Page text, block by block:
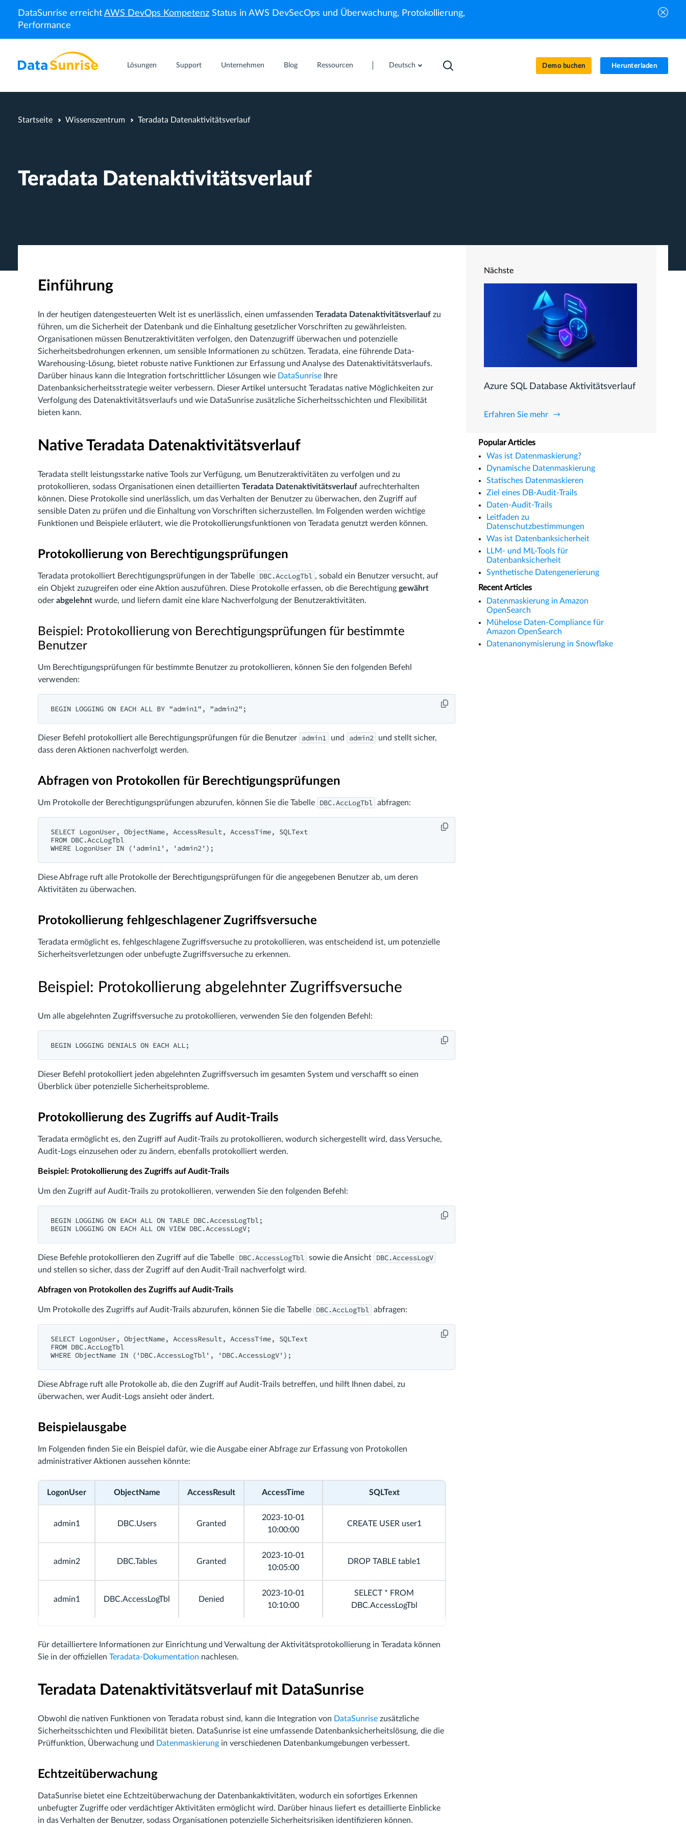
DataSunrise erreicht AWS DevOps Kompetenz Status in AWS DevSecOps und Überwachung, Protokollierung,
Performance
Lösungen Support Unternehmen Blog Ressourcen Deutsch Demo buchen Herunterladen
Startseite Wissenszentrum Teradata Datenaktivitätsverlauf
Teradata Datenaktivitätsverlauf
Einführung
In der heutigen datengesteuerten Welt ist es unerlässlich, einen umfassenden Teradata Datenaktivitätsverlauf zu
führen, um die Sicherheit der Datenbank und die Einhaltung gesetzlicher Vorschriften zu gewährleisten.
Organisationen müssen Benutzeraktivitäten verfolgen, den Datenzugriff überwachen und potenzielle
Sicherheitsbedrohungen erkennen, um sensible Informationen zu schützen. Teradata, eine führende Data-
Warehousing-Lösung, bietet robuste native Funktionen zur Erfassung und Analyse des Datenaktivitätsverlaufs.
Darüber hinaus kann die Integration fortschrittlicher Lösungen wie DataSunrise Ihre
Datenbanksicherheitsstrategie weiter verbessern. Dieser Artikel untersucht Teradatas native Möglichkeiten zur
Verfolgung des Datenaktivitätsverlaufs und wie DataSunrise zusätzliche Sicherheitsschichten und Flexibilität
bieten kann.
Native Teradata Datenaktivitätsverlauf
Teradata stellt leistungsstarke native Tools zur Verfügung, um Benutzeraktivitäten zu verfolgen und zu
protokollieren, sodass Organisationen einen detaillierten Teradata Datenaktivitätsverlauf aufrechterhalten
können. Diese Protokolle sind unerlässlich, um das Verhalten der Benutzer zu überwachen, den Zugriff auf
sensible Daten zu prüfen und die Einhaltung von Vorschriften sicherzustellen. Im Folgenden werden wichtige
Funktionen und Beispiele erläutert, wie die Protokollierungsfunktionen von Teradata genutzt werden können.
Protokollierung von Berechtigungsprüfungen
Teradata protokolliert Berechtigungsprüfungen in der Tabelle DBC.AccLogTbl , sobald ein Benutzer versucht, auf
ein Objekt zuzugreifen oder eine Aktion auszuführen. Diese Protokolle erfassen, ob die Berechtigung gewährt
oder abgelehnt wurde, und liefern damit eine klare Nachverfolgung der Benutzeraktivitäten.
Beispiel: Protokollierung von Berechtigungsprüfungen für bestimmte
Benutzer
Um Berechtigungsprüfungen für bestimmte Benutzer zu protokollieren, können Sie den folgenden Befehl
verwenden:
BEGIN LOGGING ON EACH ALL BY "admin1", "admin2";
Dieser Befehl protokolliert alle Berechtigungsprüfungen für die Benutzer admin1 und admin2
und stellt sicher,
dass deren Aktionen nachverfolgt werden.
Abfragen von Protokollen für Berechtigungsprüfungen
Um Protokolle der Berechtigungsprüfungen abzurufen, können Sie die Tabelle DBC.AccLogTbl abfragen:
SELECT LogonUser, ObjectName, AccessResult, AccessTime, SQLText
FROM DBC.AccLogTbl
WHERE LogonUser IN ('admin1', 'admin2');
Diese Abfrage ruft alle Protokolle der Berechtigungsprüfungen für die angegebenen Benutzer ab, um deren
Aktivitäten zu überwachen.
Protokollierung fehlgeschlagener Zugriffsversuche
Teradata ermöglicht es, fehlgeschlagene Zugriffsversuche zu protokollieren, was entscheidend ist, um potenzielle
Sicherheitsverletzungen oder unbefugte Zugriffsversuche zu erkennen.
Beispiel: Protokollierung abgelehnter Zugriffsversuche
Um alle abgelehnten Zugriffsversuche zu protokollieren, verwenden Sie den folgenden Befehl:
BEGIN LOGGING DENIALS ON EACH ALL;
Dieser Befehl protokolliert jeden abgelehnten Zugriffsversuch im gesamten System und verschafft so einen
Überblick über potenzielle Sicherheitsprobleme.
Protokollierung des Zugriffs auf Audit-Trails
Teradata ermöglicht es, den Zugriff auf Audit-Trails zu protokollieren, wodurch sichergestellt wird, dass Versuche,
Audit-Logs einzusehen oder zu ändern, ebenfalls protokolliert werden.
Beispiel: Protokollierung des Zugriffs auf Audit-Trails
Um den Zugriff auf Audit-Trails zu protokollieren, verwenden Sie den folgenden Befehl:
BEGIN LOGGING ON EACH ALL ON TABLE DBC.AccessLogTbl;
BEGIN LOGGING ON EACH ALL ON VIEW DBC.AccessLogV;
Diese Befehle protokollieren den Zugriff auf die Tabelle DBC.AccessLogTbl sowie die Ansicht DBC.AccessLogV
und stellen so sicher, dass der Zugriff auf den Audit-Trail nachverfolgt wird.
Abfragen von Protokollen des Zugriffs auf Audit-Trails
Um Protokolle des Zugriffs auf Audit-Trails abzurufen, können Sie die Tabelle DBC.AccLogTbl abfragen:
SELECT LogonUser, ObjectName, AccessResult, AccessTime, SQLText
FROM DBC.AccLogTbl
WHERE ObjectName IN ('DBC.AccessLogTbl', 'DBC.AccessLogV');
Diese Abfrage ruft alle Protokolle ab, die den Zugriff auf Audit-Trails betreffen, und hilft Ihnen dabei, zu
überwachen, wer Audit-Logs ansieht oder ändert.
Beispielausgabe
Im Folgenden finden Sie ein Beispiel dafür, wie die Ausgabe einer Abfrage zur Erfassung von Protokollen
administrativer Aktionen aussehen könnte:
LogonUser ObjectName AccessResult AccessTime SQLText
admin1 DBC.Users Granted
2023-10-01
10:00:00
CREATE USER user1
admin2 DBC.Tables Granted
2023-10-01
10:05:00
DROP TABLE table1
admin1 DBC.AccessLogTbl Denied
2023-10-01
10:10:00
SELECT * FROM
DBC.AccessLogTbl
Für detailliertere Informationen zur Einrichtung und Verwaltung der Aktivitätsprotokollierung in Teradata können
Sie in der offiziellen Teradata-Dokumentation nachlesen.
Teradata Datenaktivitätsverlauf mit DataSunrise
Obwohl die nativen Funktionen von Teradata robust sind, kann die Integration von DataSunrise zusätzliche
Sicherheitsschichten und Flexibilität bieten. DataSunrise ist eine umfassende Datenbanksicherheitslösung, die die
Prüffunktion, Überwachung und Datenmaskierung in verschiedenen Datenbankumgebungen verbessert.
Echtzeitüberwachung
DataSunrise bietet eine Echtzeitüberwachung der Datenbankaktivitäten, wodurch ein sofortiges Erkennen
unbefugter Zugriffe oder verdächtiger Aktivitäten ermöglicht wird. Darüber hinaus liefert es detaillierte Einblicke
in das Verhalten der Benutzer, sodass Organisationen potenzielle Sicherheitsrisiken identifizieren können.
Nächste
Azure SQL Database Aktivitätsverlauf
Erfahren Sie mehr
Popular Articles
Was ist Datenmaskierung?
Dynamische Datenmaskierung
Statisches Datenmaskieren
Ziel eines DB-Audit-Trails
Daten-Audit-Trails
Leitfaden zu
Datenschutzbestimmungen
Was ist Datenbanksicherheit
LLM- und ML-Tools für
Datenbanksicherheit
Synthetische Datengenerierung
Recent Articles
Datenmaskierung in Amazon
OpenSearch
Mühelose Daten-Compliance für
Amazon OpenSearch
Datenanonymisierung in Snowflake